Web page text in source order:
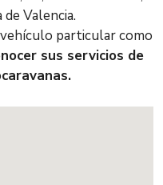
Valencia.
particular como
sus servicios de